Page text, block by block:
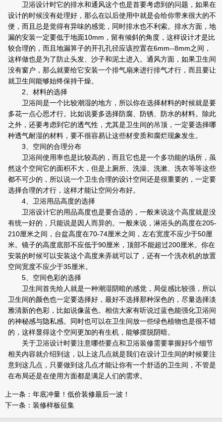
卫浴设计时它的排水和通风这个也是首要考虑到的问题，如果在
设计的时候没有处理好，那么在以后使用中就是会给你带来很大的不
便，而且总是觉得有异味的感觉，同时排水也不利索。排水方面，地
漏的安装一定要低于地面10mm，留有倾斜的角度，这样设计才是比
较合理的，而且地漏箅子的开孔孔径应该控置在6mm--8mm之间，
这样做也是为了防止头发、沙子和泥土进入。通风方面，如果卫生间
没有窗户，那么就要给它安装一个排气扇来进行排气才行，而且要让
就卫生间能够始终保持干燥。
2、材料的选择
卫浴间是一个比较潮湿的地方，所以你在选择材料的时候就是要
多花一点心思才行。比如说要多选择防腐、防锈、防水的材料。除此
之外，还要考虑到它的透气性，尤其是卫生间的吊顶，一定要选择哪
种透气耐湿的材料，要不很容易让这些材变质和腐烂现象发生。
3、空间的合理分布
卫浴间使用率也是比较高的，而且它也是一个多功能的场所，虽
然这个空间它的面积不大，但是上厕所、洗澡、洗漱、洗衣等等这些
都不可少的，所以说一个卫生合理的设计空间还是很重要的，一定要
选择合理的才行，这样才能让空间分布好。
4、卫浴用品高度的选择
卫浴设计它的用品高度也是要合适的，一般来说这个高度就是没
有统一好的，只能说是因人而异的。一般来说，淋浴头的高度在205-
210厘米之间，台盆高度在70-74厘米之间，左右宽度不应少于50厘
米。镜子的高度底部不应低于90厘米，顶部不能超过200厘米。你在
安装的时候可以安装这个高度来弄就可以了，还有一个洗衣机的放置
空间宽度不应少于35厘米。
5、空间色彩的选择
卫生间首先给人就是一种潮湿阴暗的感觉，局促感比较强，所以
卫生间的颜色也一定要选择好，最好不选择那种深色的，尽量选择淡
雅清新的色彩，比如说像蓝色。相信大家有听说过蓝色能强化卫浴间
的神秘感与隐私感。同时也可以在卫生间放一些绿色植物也是很不错
的，这样显得这个空间更加的有生机，能够摆脱阴暗。
关于卫浴设计时要注意哪些要点和卫浴装修需要掌握好5个细节
相关内容就介绍到这，以上这几点就是我们在设计卫生间的时候要注
意到这几点，只要做到这几点才能让你有一个舒适的卫生间，不管是
在布局还是在使用方面都是满足人们的需求。
上一条： 年底冲量！低价装修最后一波！
下一条： 装修样板征集